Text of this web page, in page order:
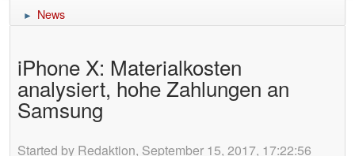
► News
iPhone X: Materialkosten
analysiert, hohe Zahlungen an
Samsung
Started by Redaktion, September 15, 2017, 17:22:56